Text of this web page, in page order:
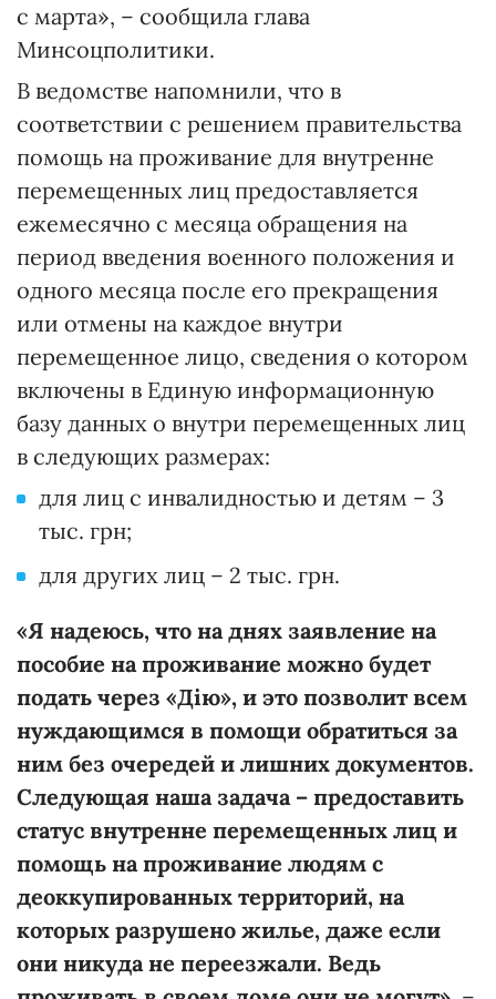
с марта», – сообщила глава
Минсоцполитики.
В ведомстве напомнили, что в
соответствии с решением правительства
помощь на проживание для внутренне
перемещенных лиц предоставляется
ежемесячно с месяца обращения на
период введения военного положения и
одного месяца после его прекращения
или отмены на каждое внутри
перемещенное лицо, сведения о котором
включены в Единую информационную
базу данных о внутри перемещенных лиц
в следующих размерах:
для лиц с инвалидностью и детям – 3
тыс. грн;
для других лиц – 2 тыс. грн.
«Я надеюсь, что на днях заявление на
пособие на проживание можно будет
подать через «Дію», и это позволит всем
нуждающимся в помощи обратиться за
ним без очередей и лишних документов.
Следующая наша задача – предоставить
статус внутренне перемещенных лиц и
помощь на проживание людям с
деоккупированных территорий, на
которых разрушено жилье, даже если
они никуда не переезжали. Ведь